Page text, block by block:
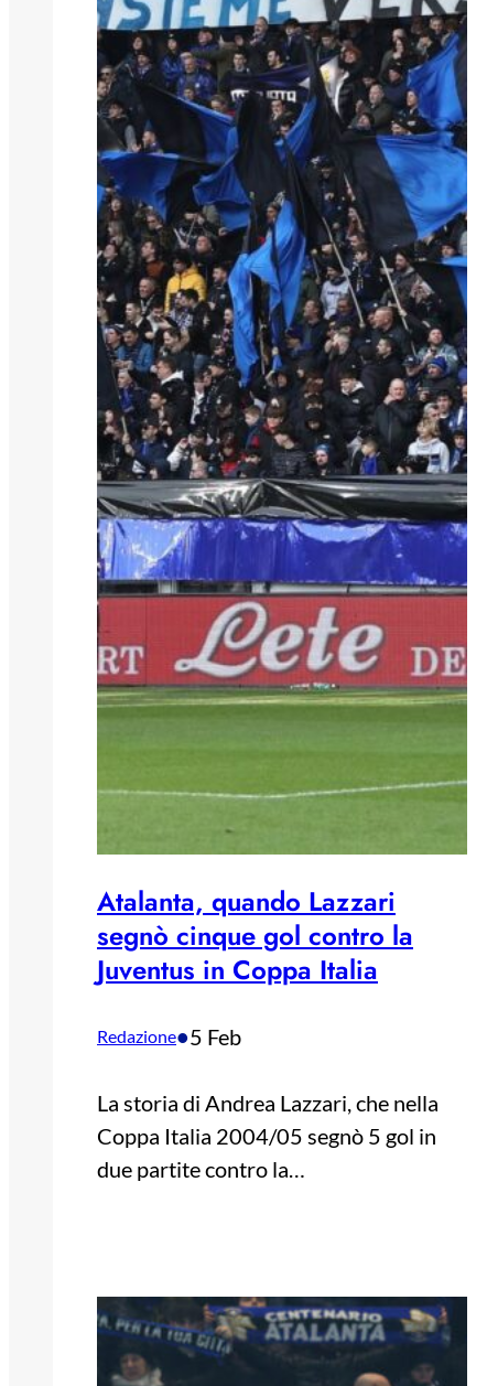
Atalanta, quando Lazzari
segnò cinque gol contro la
Juventus in Coppa Italia
Redazione•5 Feb
La storia di Andrea Lazzari, che nella
Coppa Italia 2004/05 segnò 5 gol in
due partite contro la…